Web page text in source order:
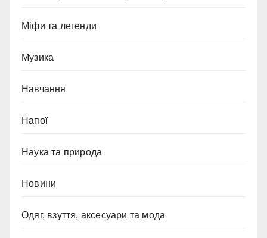
Міфи та легенди
Музика
Навчання
Напої
Наука та природа
Новини
Одяг, взуття, аксесуари та мода